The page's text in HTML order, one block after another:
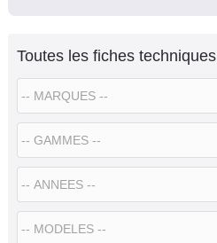
Toutes les fiches techniques